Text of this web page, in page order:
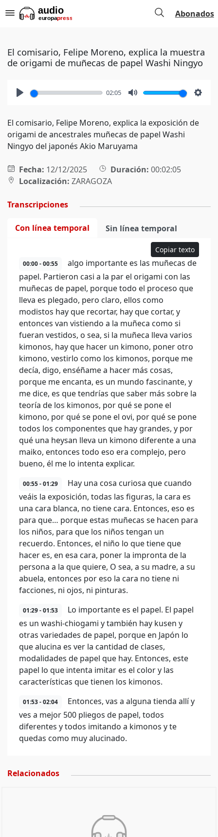
Abonados
El comisario, Felipe Moreno, explica la muestra
de origami de muñecas de papel Washi Ningyo
02:05
El comisario, Felipe Moreno, explica la exposición de
origami de ancestrales muñecas de papel Washi
Ningyo del japonés Akio Maruyama
Fecha: 12/12/2025 Duración: 00:02:05
Localización: ZARAGOZA
Transcripciones
Con línea temporal Sin línea temporal
Copiar texto
00:00 - 00:55
algo importante es las muñecas de
papel. Partieron casi a la par el origami con las
muñecas de papel, porque todo el proceso que
lleva es plegado, pero claro, ellos como
modistos hay que recortar, hay que cortar, y
entonces van vistiendo a la muñeca como si
fueran vestidos, o sea, si la muñeca lleva varios
kimonos, hay que hacer un kimono, poner otro
kimono, vestirlo como los kimonos, porque me
decía, digo, enséñame a hacer más cosas,
porque me encanta, es un mundo fascinante, y
me dice, es que tendrías que saber más sobre la
teoría de los kimonos, por qué se pone el
kimono, por qué se pone el ovi, por qué se pone
todos los componentes que hay grandes, y por
qué una heysan lleva un kimono diferente a una
maiko, entonces todo eso era complejo, pero
bueno, él me lo intenta explicar.
00:55 - 01:29
Hay una cosa curiosa que cuando
veáis la exposición, todas las figuras, la cara es
una cara blanca, no tiene cara. Entonces, eso es
para que… porque estas muñecas se hacen para
los niños, para que los niños tengan un
recuerdo. Entonces, el niño lo que tiene que
hacer es, en esa cara, poner la impronta de la
persona a la que quiere, O sea, a su madre, a su
abuela, entonces por eso la cara no tiene ni
facciones, ni ojos, ni pinturas.
01:29 - 01:53
Lo importante es el papel. El papel
es un washi-chiogami y también hay kusen y
otras variedades de papel, porque en Japón lo
que alucina es ver la cantidad de clases,
modalidades de papel que hay. Entonces, este
papel lo que intenta imitar es el color y las
características que tienen los kimonos.
01:53 - 02:04
Entonces, vas a alguna tienda allí y
ves a mejor 500 pliegos de papel, todos
diferentes y todos imitando a kimonos y te
quedas como muy alucinado.
Relacionados